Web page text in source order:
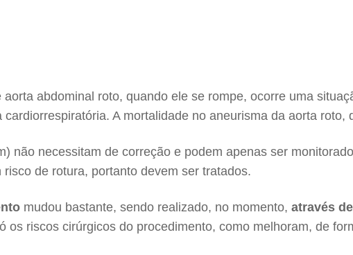
abdominal roto, quando ele se rompe, ocorre uma
A mortalidade no aneurisma da aorta roto,
não necessitam de correção e podem apenas ser
de rotura, portanto devem ser tratados.
mudou bastante, sendo realizado, no momento, através
os riscos cirúrgicos do procedimento, como melhoram, de